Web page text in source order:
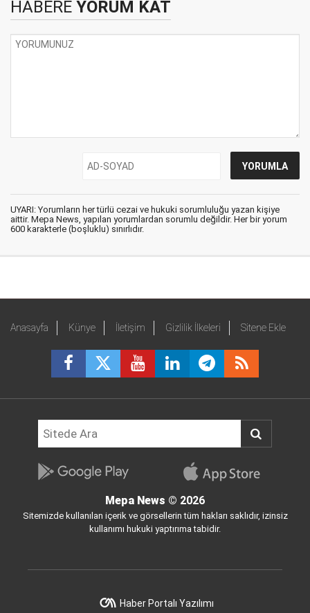
HABERE YORUM KAT
UYARI: Yorumların her türlü cezai ve hukuki sorumluluğu yazan kişiye
aittir. Mepa News, yapılan yorumlardan sorumlu değildir. Her bir yorum
600 karakterle (boşluklu) sınırlıdır.
Anasayfa Künye İletişim Gizlilik İlkeleri Sitene Ekle
Mepa News © 2026
Sitemizde kullanılan içerik ve görsellerin tüm hakları saklıdır, izinsiz
kullanımı hukuki yaptırıma tabidir.
Haber Portalı Yazılımı